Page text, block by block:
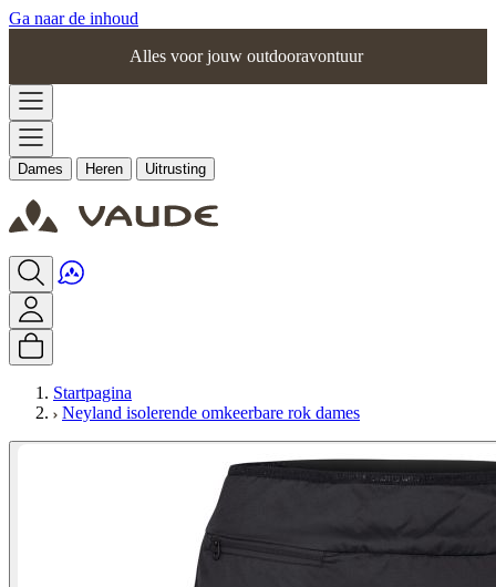
Ga naar de inhoud
Alles voor jouw outdooravontuur
Dames Heren Uitrusting
Startpagina
Neyland isolerende omkeerbare rok dames